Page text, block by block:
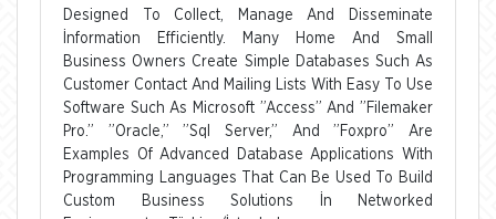
Designed To Collect, Manage And Disseminate
İnformation Efficiently. Many Home And Small
Business Owners Create Simple Databases Such As
Customer Contact And Mailing Lists With Easy To Use
Software Such As Microsoft ”Access” And ”Filemaker
Pro.” ”Oracle,” ”Sql Server,” And ”Foxpro” Are
Examples Of Advanced Database Applications With
Programming Languages That Can Be Used To Build
Custom Business Solutions İn Networked